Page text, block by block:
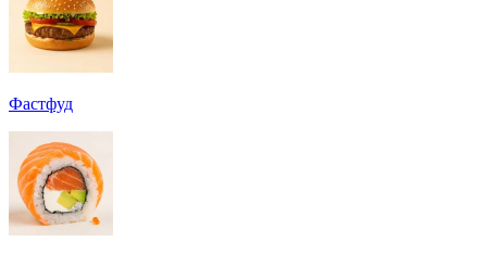
Фастфуд